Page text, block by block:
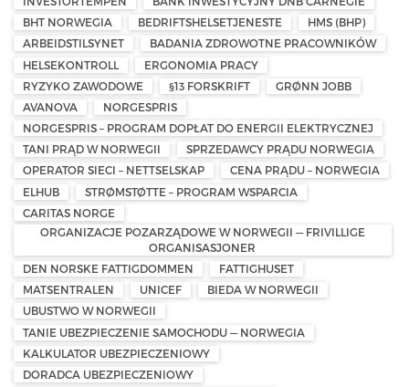
BHT NORWEGIA
BEDRIFTSHELSETJENESTE
HMS (BHP)
ARBEIDSTILSYNET
BADANIA ZDROWOTNE PRACOWNIKÓW
HELSEKONTROLL
ERGONOMIA PRACY
RYZYKO ZAWODOWE
§13 FORSKRIFT
GRØNN JOBB
AVANOVA
NORGESPRIS
NORGESPRIS – PROGRAM DOPŁAT DO ENERGII ELEKTRYCZNEJ
TANI PRĄD W NORWEGII
SPRZEDAWCY PRĄDU NORWEGIA
OPERATOR SIECI – NETTSELSKAP
CENA PRĄDU – NORWEGIA
ELHUB
STRØMSTØTTE – PROGRAM WSPARCIA
CARITAS NORGE
ORGANIZACJE POZARZĄDOWE W NORWEGII — FRIVILLIGE
ORGANISASJONER
DEN NORSKE FATTIGDOMMEN
FATTIGHUSET
MATSENTRALEN
UNICEF
BIEDA W NORWEGII
UBUSTWO W NORWEGII
TANIE UBEZPIECZENIE SAMOCHODU — NORWEGIA
KALKULATOR UBEZPIECZENIOWY
DORADCA UBEZPIECZENIOWY